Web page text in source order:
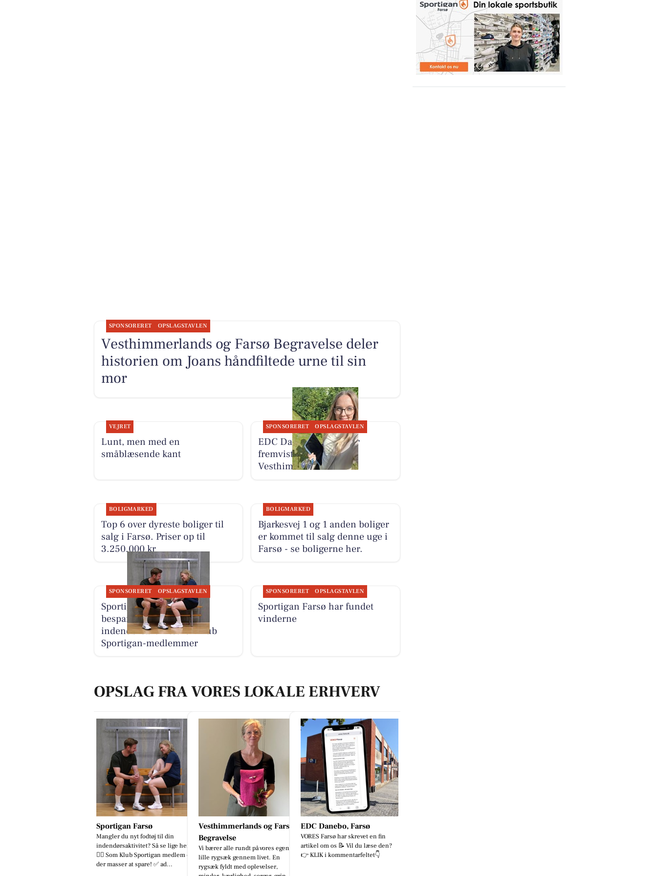
SPONSORERET OPSLAGSTAVLEN
Vesthimmerlands og Farsø Begravelse deler
historien om Joans håndfiltede urne til sin
mor
VEJRET
Lunt, men med en
småblæsende kant
SPONSORERET OPSLAGSTAVLEN
EDC Danebo, Farsø har
fremvist sommerhuse i
Vesthimmerland
BOLIGMARKED
Top 6 over dyreste boliger til
salg i Farsø. Priser op til
3.250.000 kr
BOLIGMARKED
Bjarkesvej 1 og 1 anden boliger
er kommet til salg denne uge i
Farsø - se boligerne her.
SPONSORERET OPSLAGSTAVLEN
Sportigan Farsø har
besparelser på fodtøj til
indendørsaktivitet for Klub
Sportigan-medlemmer
SPONSORERET OPSLAGSTAVLEN
Sportigan Farsø har fundet
vinderne
OPSLAG FRA VORES LOKALE ERHVERV
Sportigan Farsø
Mangler du nyt fodtøj til din
indendørsaktivitet? Så se lige her
👇🏼 Som Klub Sportigan medlem er
der masser at spare! ✅ ad...
Vesthimmerlands og Farsø
Begravelse
Vi bærer alle rundt på vores egen
lille rygsæk gennem livet. En
rygsæk fyldt med oplevelser,
EDC Danebo, Farsø
VORES Farsø har skrevet en fin
artikel om os 📝 Vil du læse den?
👉 KLIK i kommentarfeltet👇